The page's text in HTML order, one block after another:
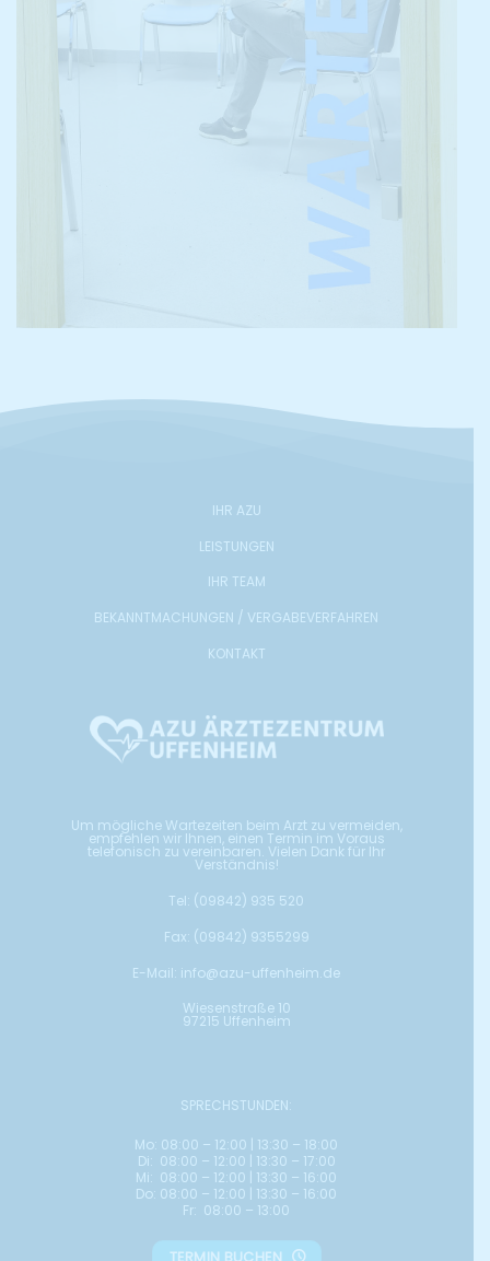
IHR AZU
LEISTUNGEN
IHR TEAM
BEKANNTMACHUNGEN / VERGABEVERFAHREN
KONTAKT
Um mögliche Wartezeiten beim Arzt zu vermeiden,
empfehlen wir Ihnen, einen Termin im Voraus
telefonisch zu vereinbaren. Vielen Dank für Ihr
Verständnis!
Tel: (09842) 935 520
Fax: (09842) 9355299
E-Mail: info@azu-uffenheim.de
Wiesenstraße 10
97215 Uffenheim
SPRECHSTUNDEN:
Mo: 08:00 – 12:00 | 13:30 – 18:00
Di: 08:00 – 12:00 | 13:30 – 17:00
Mi: 08:00 – 12:00 | 13:30 – 16:00
Do: 08:00 – 12:00 | 13:30 – 16:00
Fr: 08:00 – 13:00
TERMIN BUCHEN